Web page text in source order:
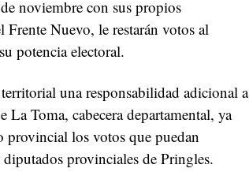
noviembre con sus propios
Nuevo, le restarán votos al
potencia electoral.
una responsabilidad adicional a
Toma, cabecera departamental, ya
provincial los votos que puedan
provinciales de Pringles.